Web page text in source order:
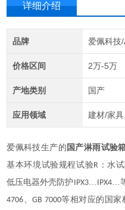
详细介绍
品牌 爱佩科技
价格区间 2万-5万
产地类别 国产
应用领域 建材/家
爱佩科技生产的 国产淋雨试验
基本环境试验规程试验R ：水
低压电器外壳防护 IPX3…IPX4…
4706、GB 7000等相对应的国家